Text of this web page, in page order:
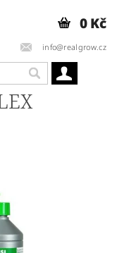
info@realgrow.cz
0 Kč